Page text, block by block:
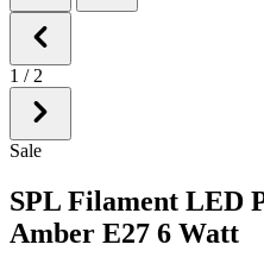
1 / 2
Sale
SPL Filament LED
Amber E27 6 Watt